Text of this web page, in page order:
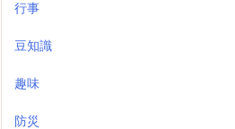
行事
豆知識
趣味
防災